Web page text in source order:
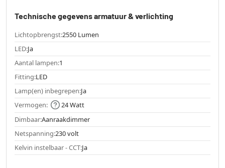
Technische gegevens armatuur & verlichting
Lichtopbrengst:2550 Lumen
LED:Ja
Aantal lampen:1
Fitting:LED
Lamp(en) inbegrepen:Ja
Vermogen:
24 Watt
Dimbaar:Aanraakdimmer
Netspanning:230 volt
Kelvin instelbaar - CCT:Ja